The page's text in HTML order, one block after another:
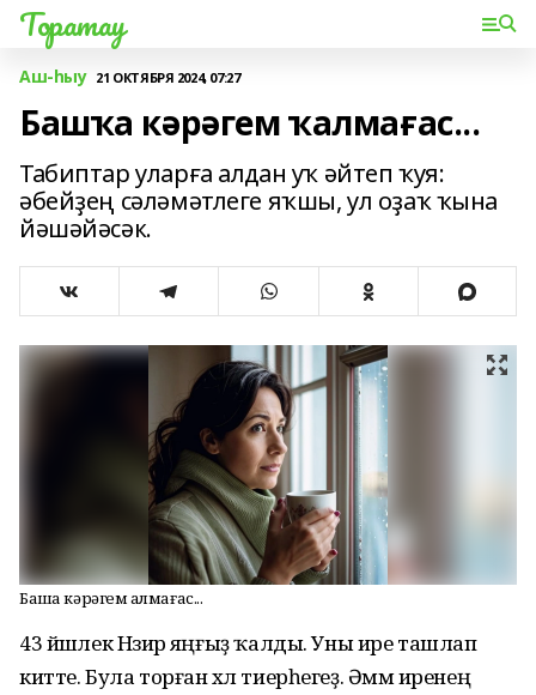
Торатау
Аш-һыу 21 ОКТЯБРЯ 2024, 07:27
Башҡа кәрәгем ҡалмағас...
Табиптар уларға алдан уҡ әйтеп ҡуя:
әбейҙең сәләмәтлеге яҡшы, ул оҙаҡ ҡына
йәшәйәсәк.
Башҡа кәрәгем ҡалмағас...
43 йәшлек Нәзирә яңғыҙ ҡалды. Уны ире ташлап
китте. Була торған хәл тиерһегеҙ. Әммә иренең